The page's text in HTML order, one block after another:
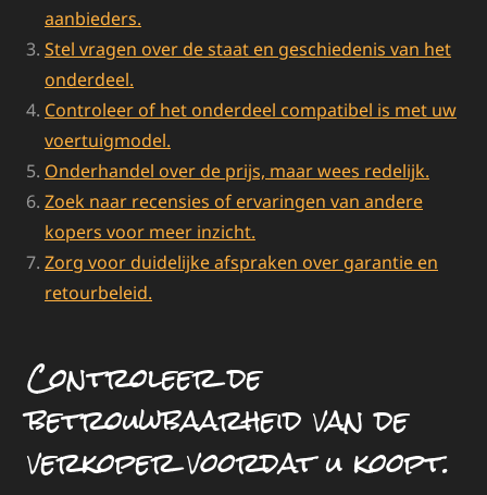
aanbieders.
Stel vragen over de staat en geschiedenis van het
onderdeel.
Controleer of het onderdeel compatibel is met uw
voertuigmodel.
Onderhandel over de prijs, maar wees redelijk.
Zoek naar recensies of ervaringen van andere
kopers voor meer inzicht.
Zorg voor duidelijke afspraken over garantie en
retourbeleid.
Controleer de
betrouwbaarheid van de
verkoper voordat u koopt.